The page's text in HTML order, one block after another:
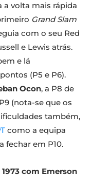
volta mais rápida
Grand Slam
com o seu Red
e Lewis atrás.
e lá
(P5 e P6).
Ocon, a P8 de
(nota-se que os
também,
como a equipa
fechar em P10.
com Emerson